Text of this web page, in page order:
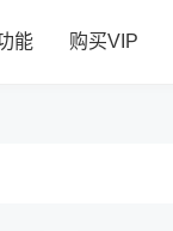
能 购买VIP